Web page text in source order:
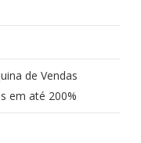
de Vendas
em até 200%